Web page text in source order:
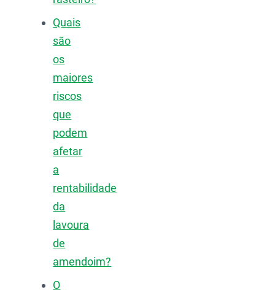
Quais
são
os
maiores
riscos
que
podem
afetar
a
rentabilidade
da
lavoura
de
amendoim?
O